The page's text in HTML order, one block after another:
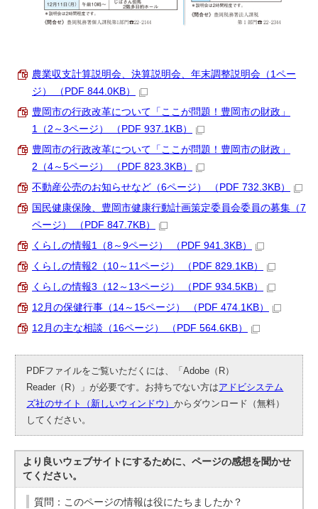
農業収支計算説明会、決算説明会、年末調整説明会（1ペー
ジ） （PDF 844.0KB）
豊岡市の行政改革について「ここが問題！豊岡市の財政」
1（2～3ページ） （PDF 937.1KB）
豊岡市の行政改革について「ここが問題！豊岡市の財政」
2（4～5ページ） （PDF 823.3KB）
不動産公売のお知らせなど（6ページ） （PDF 732.3KB）
国民健康保険、豊岡市健康行動計画策定委員会委員の募集（7
ページ） （PDF 847.7KB）
くらしの情報1（8～9ページ） （PDF 941.3KB）
くらしの情報2（10～11ページ） （PDF 829.1KB）
くらしの情報3（12～13ページ） （PDF 934.5KB）
12月の保健行事（14～15ページ） （PDF 474.1KB）
12月の主な相談（16ページ） （PDF 564.6KB）
PDFファイルをご覧いただくには、「Adobe（R）
Reader（R）」が必要です。お持ちでない方はアドビシステム
ズ社のサイト（新しいウィンドウ）からダウンロード（無料）
してください。
より良いウェブサイトにするために、ページの感想を聞かせ
てください。
質問：このページの情報は役にたちましたか？